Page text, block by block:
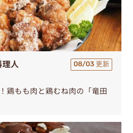
人 08/03 更新
鶏もも肉と鶏むね肉の「竜田